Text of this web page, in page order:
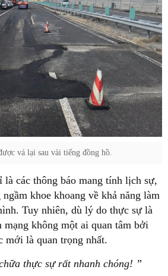
vá lại sau vài tiếng đồng hồ.
các thông báo mang tính lịch sự,
khoe khoang về khả năng làm
Tuy nhiên, dù lý do thực sự là
không một ai quan tâm bởi
mới là quan trọng nhất.
thực sự rất nhanh chóng! ”